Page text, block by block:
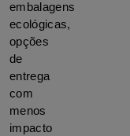
embalagens
ecológicas,
opções
de
entrega
com
menos
impacto